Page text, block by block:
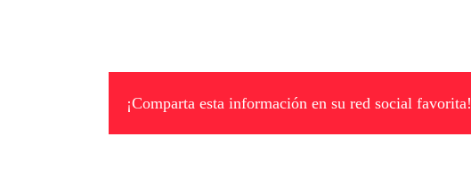
¡Comparta esta información en su red social favorita!